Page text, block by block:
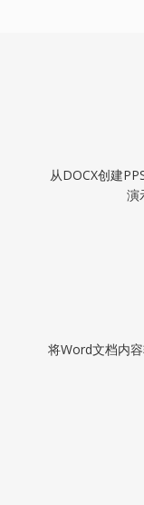
从DOCX创建
演
将Word文档内